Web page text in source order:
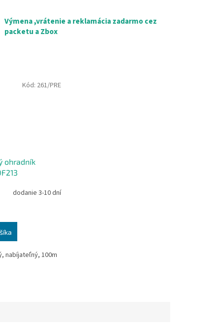
Výmena ,vrátenie a reklamácia zadarmo cez
packetu a Zbox
ohradník
dodanie 3-10 dní
nabíjateľný, 100m
Kód: 261/PRE